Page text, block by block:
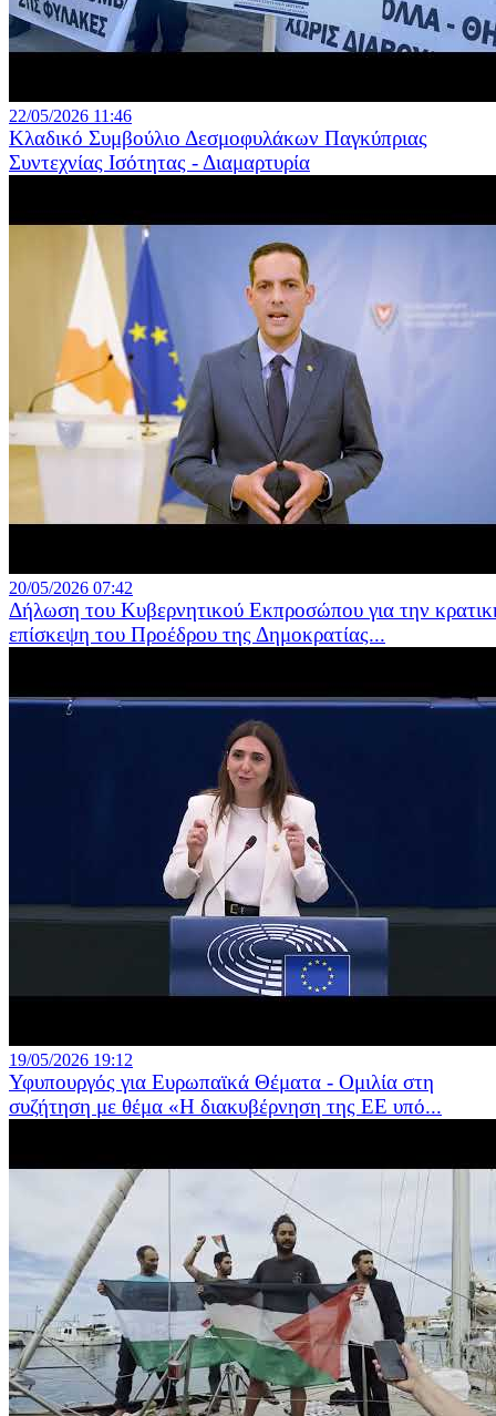
22/05/2026 11:46
Κλαδικό Συμβούλιο Δεσμοφυλάκων Παγκύπριας
Συντεχνίας Ισότητας - Διαμαρτυρία
20/05/2026 07:42
Δήλωση του Κυβερνητικού Εκπροσώπου για την
επίσκεψη του Προέδρου της Δημοκρατίας...
19/05/2026 19:12
Υφυπουργός για Ευρωπαϊκά Θέματα - Ομιλία στη
συζήτηση με θέμα «Η διακυβέρνηση της ΕΕ υπό...